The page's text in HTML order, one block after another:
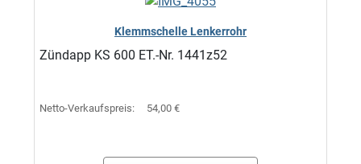
Klemmschelle Lenkerrohr
Zündapp KS 600 ET.-Nr. 1441z52
Netto-Verkaufspreis: 54,00 €